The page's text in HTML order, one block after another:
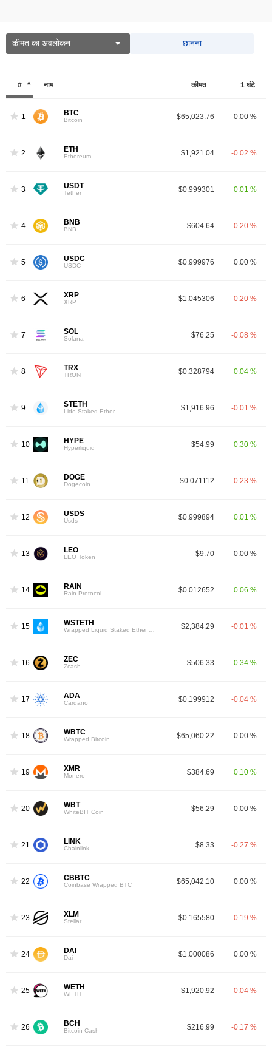
कीमत का अवलोकन छानना
# नाम कीमत 1 घंटे
1 BTC
Bitcoin $65,023.76 0.00 %
2 ETH
Ethereum $1,921.04 -0.02 %
3 USDT
Tether $0.999301 0.01 %
4 BNB
BNB $604.64 -0.20 %
5 USDC
USDC $0.999976 0.00 %
6 XRP
XRP $1.045306 -0.20 %
7 SOL
Solana $76.25 -0.08 %
8 TRX
TRON $0.328794 0.04 %
9 STETH
Lido Staked Ether $1,916.96 -0.01 %
10 HYPE
Hyperliquid $54.99 0.30 %
11 DOGE
Dogecoin $0.071112 -0.23 %
12 USDS
Usds $0.999894 0.01 %
13 LEO
LEO Token $9.70 0.00 %
14 RAIN
Rain Protocol $0.012652 0.06 %
15 WSTETH $2,384.29 -0.01 %
16 ZEC
Zcash $506.33 0.34 %
17 ADA
Cardano $0.199912 -0.04 %
18 WBTC
Wrapped Bitcoin $65,060.22 0.00 %
19 XMR
Monero $384.69 0.10 %
20 WBT
WhiteBIT Coin $56.29 0.00 %
21 LINK
Chainlink $8.33 -0.27 %
22 CBBTC
Coinbase Wrapped BTC $65,042.10 0.00 %
23 XLM
Stellar $0.165580 -0.19 %
24 DAI
Dai $1.000086 0.00 %
25 WETH
WETH $1,920.92 -0.04 %
26 BCH
Bitcoin Cash $216.99 -0.17 %